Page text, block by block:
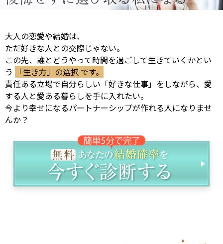
大人の恋愛や結婚は、
ただ好きな人との交際じゃない。
この先、誰とどうやって時間を過ごして生きていくかとい
う
「生き方」の選択 です。
責任ある立場で自分らしい「好きな仕事」をしながら、愛
する人と愛ある暮らしを手に入れたい。
今より幸せになるパートナーシップが作れる人になりませ
んか？